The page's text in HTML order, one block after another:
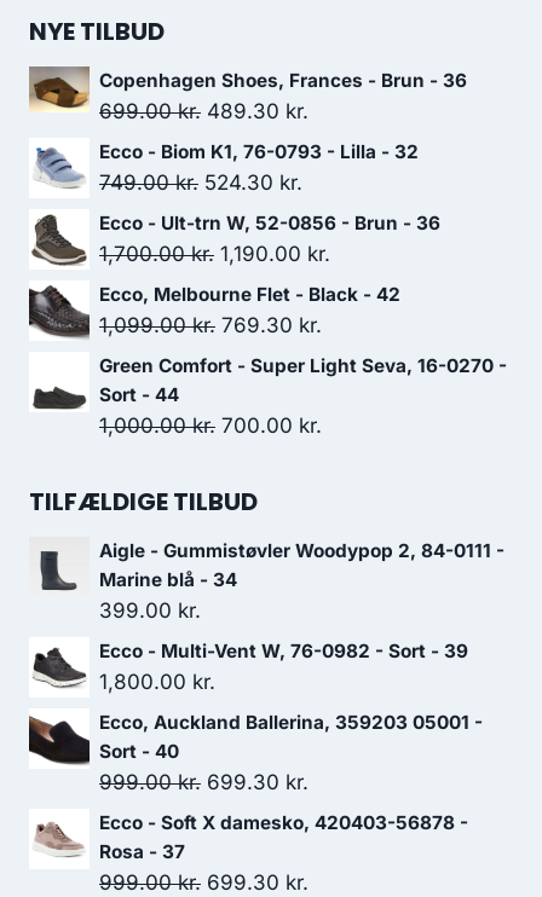
NYE TILBUD
Copenhagen Shoes, Frances - Brun - 36
699.00kr. Den
oprindelige
pris
699.00 kr..
489.30 kr.
aktuelle
489.30 kr..
Ecco - Biom K1, 76-0793 - Lilla - 32
749.00kr. Den
oprindelige
pris
749.00 kr..
524.30 kr.
aktuelle
pris
524.30 kr..
Ecco - Ult-trn W, 52-0856 - Brun - 36
1,700.00kr. Den
oprindelige
pris
1,700.00 kr..
1,190.00 kr.
aktuelle
1,190.00 kr..
Ecco, Melbourne Flet - Black - 42
1,099.00kr. Den
oprindelige
var:
769.30 kr.
aktuelle
Green Comfort - Super Light Seva, 16-0270 -
Sort - 44
1,000.00kr. Den
pris
1,000.00 kr..
700.00 kr.
700.00 kr..
TILFÆLDIGE TILBUD
Aigle - Gummistøvler Woodypop 2, 84-0111 -
Marine blå - 34
399.00 kr.
Ecco - Multi-Vent W, 76-0982 - Sort - 39
1,800.00 kr.
Ecco, Auckland Ballerina, 359203 05001 -
Sort - 40
999.00kr. Den
oprindelige
var:
699.30 kr.
aktuelle
Ecco - Soft X damesko, 420403-56878 -
Rosa - 37
999.00kr. Den
699.30 kr.